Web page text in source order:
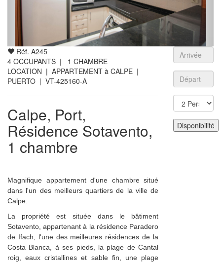
Réf. A245
4 OCCUPANTS | 1 CHAMBRE
LOCATION | APPARTEMENT à CALPE |
PUERTO | VT-425160-A
Calpe, Port,
Résidence Sotavento,
1 chambre
Magnifique appartement d'une chambre situé
dans l'un des meilleurs quartiers de la ville de
Calpe.
La propriété est située dans le bâtiment
Sotavento, appartenant à la résidence Paradero
de Ifach, l'une des meilleures résidences de la
Costa Blanca, à ses pieds, la plage de Cantal
roig, eaux cristallines et sable fin, une plage